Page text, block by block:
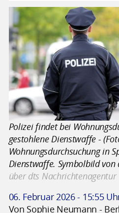
Polizei findet bei
gestohlene Dienstwaffe -
Wohnungsdurchsuchung in
Dienstwaffe. Symbolbild von
über dts Nachrichtenagentur
06. Februar 2026 - 15:55
Von Sophie Neumann -